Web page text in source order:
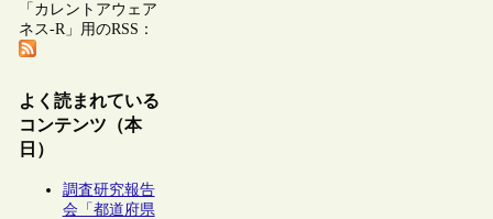
「カレントアウェア
ネス-R」用のRSS：
よく読まれている
コンテンツ（本
日）
調査研究報告
会「都道府県